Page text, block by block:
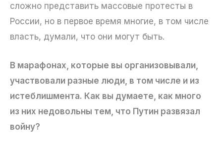
сложно представить массовые протесты в
России, но в первое время многие, в том числе
власть, думали, что они могут быть.
В марафонах, которые вы организовывали,
участвовали разные люди, в том числе и из
истеблишмента. Как вы думаете, как много
из них недовольны тем, что Путин развязал
войну?